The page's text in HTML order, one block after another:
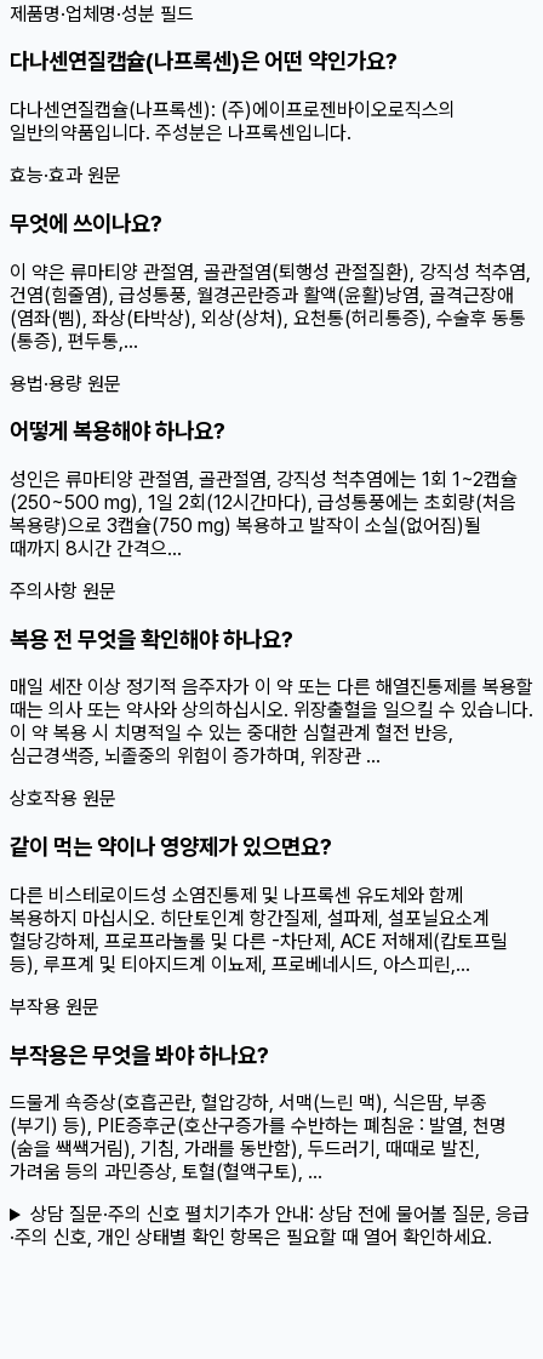
제품명·업체명·성분 필드
다나센연질캡슐(나프록센)은 어떤 약인가요?
다나센연질캡슐(나프록센): (주)에이프로젠바이오로직스의
일반의약품입니다. 주성분은 나프록센입니다.
효능·효과 원문
무엇에 쓰이나요?
이 약은 류마티양 관절염, 골관절염(퇴행성 관절질환), 강직성 척추염,
건염(힘줄염), 급성통풍, 월경곤란증과 활액(윤활)낭염, 골격근장애
(염좌(삠), 좌상(타박상), 외상(상처), 요천통(허리통증), 수술후 동통
(통증), 편두통,...
용법·용량 원문
어떻게 복용해야 하나요?
성인은 류마티양 관절염, 골관절염, 강직성 척추염에는 1회 1~2캡슐
(250~500 mg), 1일 2회(12시간마다), 급성통풍에는 초회량(처음
복용량)으로 3캡슐(750 mg) 복용하고 발작이 소실(없어짐)될
때까지 8시간 간격으...
주의사항 원문
복용 전 무엇을 확인해야 하나요?
매일 세잔 이상 정기적 음주자가 이 약 또는 다른 해열진통제를 복용할
때는 의사 또는 약사와 상의하십시오. 위장출혈을 일으킬 수 있습니다.
이 약 복용 시 치명적일 수 있는 중대한 심혈관계 혈전 반응,
심근경색증, 뇌졸중의 위험이 증가하며, 위장관 ...
상호작용 원문
같이 먹는 약이나 영양제가 있으면요?
다른 비스테로이드성 소염진통제 및 나프록센 유도체와 함께
복용하지 마십시오. 히단토인계 항간질제, 설파제, 설포닐요소계
혈당강하제, 프로프라놀롤 및 다른 -차단제, ACE 저해제(캅토프릴
등), 루프계 및 티아지드계 이뇨제, 프로베네시드, 아스피린,...
부작용 원문
부작용은 무엇을 봐야 하나요?
드물게 쇽증상(호흡곤란, 혈압강하, 서맥(느린 맥), 식은땀, 부종
(부기) 등), PIE증후군(호산구증가를 수반하는 폐침윤 : 발열, 천명
(숨을 쌕쌕거림), 기침, 가래를 동반함), 두드러기, 때때로 발진,
가려움 등의 과민증상, 토혈(혈액구토), ...
상담 질문·주의 신호 펼치기 추가 안내: 상담 전에 물어볼 질문, 응급
·주의 신호, 개인 상태별 확인 항목은 필요할 때 열어 확인하세요.